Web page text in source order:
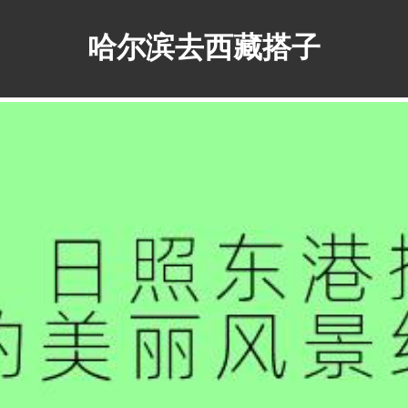
哈尔滨去西藏搭子